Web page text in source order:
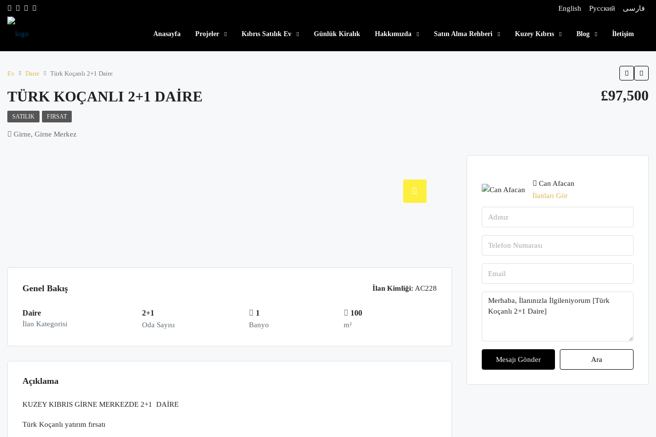
English Русский فارسی
Anasayfa Projeler Kıbrıs Satılık Ev Günlük Kiralık Hakkımızda Satın Alma Rehberi Kuzey Kıbrıs Blog İletişim
Ev Daire Türk Koçanlı 2+1 Daire
TÜRK KOÇANLI 2+1 DAIRE £97,500
SATILIK FIRSAT
Girne, Girne Merkez
Genel Bakış İlan Kimliği: AC228
Daire
İlan Kategorisi
2+1
Oda Sayısı
1
Banyo
100
m²
Açıklama
KUZEY KIBRIS GİRNE MERKEZDE 2+1 DAİRE
Türk Koçanlı yatırım fırsatı
Can Afacan
İlanları Gör
Mesajı Gönder Ara